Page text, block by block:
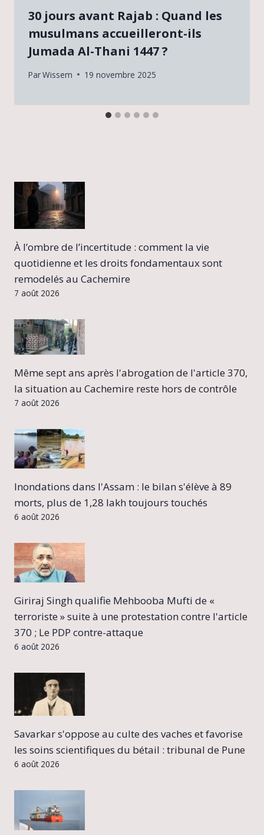
30 jours avant Rajab : Quand les
musulmans accueilleront-ils
Jumada Al-Thani 1447 ?
ParWissem 19 novembre 2025
À l’ombre de l’incertitude : comment la vie
quotidienne et les droits fondamentaux sont
remodelés au Cachemire
7 août 2026
Même sept ans après l'abrogation de l'article 370,
la situation au Cachemire reste hors de contrôle
7 août 2026
Inondations dans l'Assam : le bilan s'élève à 89
morts, plus de 1,28 lakh toujours touchés
6 août 2026
Giriraj Singh qualifie Mehbooba Mufti de «
terroriste » suite à une protestation contre l'article
370 ; Le PDP contre-attaque
6 août 2026
Savarkar s'oppose au culte des vaches et favorise
les soins scientifiques du bétail : tribunal de Pune
6 août 2026